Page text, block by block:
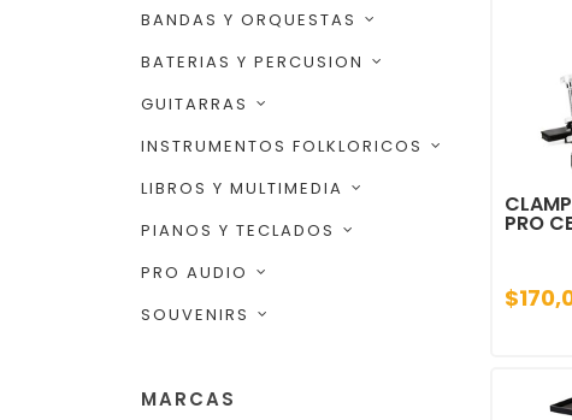
BANDAS Y ORQUESTAS
BATERIAS Y PERCUSION
GUITARRAS
INSTRUMENTOS FOLKLORICOS
LIBROS Y MULTIMEDIA
PIANOS Y TECLADOS
PRO AUDIO
SOUVENIRS
MARCAS
PRO